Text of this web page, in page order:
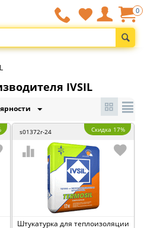
0
IVSIL
s01372r-24 Скидка 17%
Штукатурка для теплоизоляции